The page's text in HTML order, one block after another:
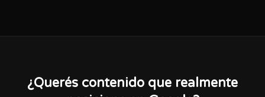
¿Querés contenido que realmente